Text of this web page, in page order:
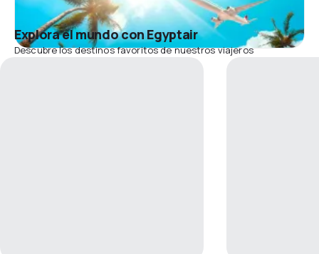
Explora el mundo con Egyptair
Descubre los destinos favoritos de nuestros viajeros